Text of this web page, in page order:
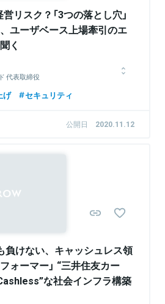
リスク？「3つの落とし穴」
ユーザベース上場牽引のエ
く
代表取締役
中に2社起業し6年ほど経営。2008年、
業時よりチーフテクノロジスト(現職)と
上げ、東証マザーズ上場を経験。その
げ セキュリティ
公開日 2020.11.12
負けない、キャッシュレス領
ォーマー」 “三井住友カー
な社会インフラ構築